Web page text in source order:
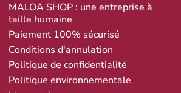
MALOA SHOP : une entreprise à
taille humaine
Paiement 100% sécurisé
Conditions d'annulation
Politique de confidentialité
Politique environnementale